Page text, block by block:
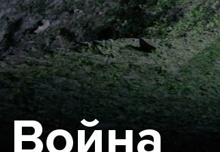
Война